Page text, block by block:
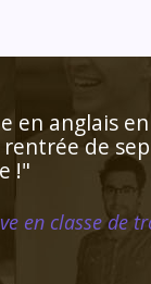
de
en première S)